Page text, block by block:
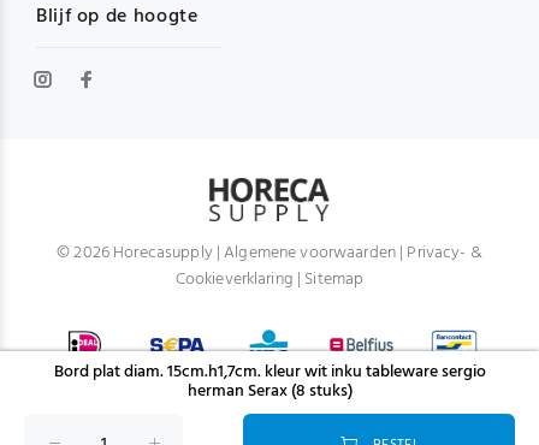
Bord plat diam. 15cm.h1,7cm. kleur wit inku tableware sergio
herman Serax (8 stuks)
Blijf op de hoogte
© 2026 Horecasupply |Algemene voorwaarden| Privacy- &
Cookieverklaring | Sitemap